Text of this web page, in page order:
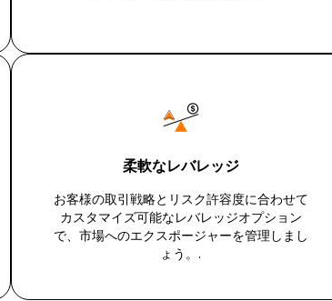
柔軟なレバレッジ
お客様の取引戦略とリスク許容度に合わせて
カスタマイズ可能なレバレッジオプション
で、市場へのエクスポージャーを管理しまし
ょう。.